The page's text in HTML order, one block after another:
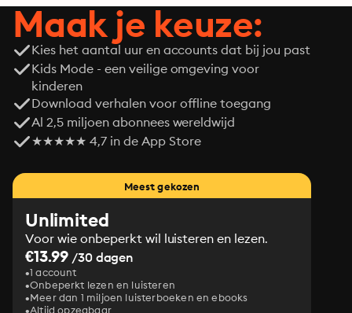
Maak je keuze:
Kies het aantal uur en accounts dat bij jou past
Kids Mode - een veilige omgeving voor
kinderen
Download verhalen voor offline toegang
Al 2,5 miljoen abonnees wereldwijd
★★★★★ 4,7 in de App Store
Meest gekozen
Unlimited
Voor wie onbeperkt wil luisteren en lezen.
€13.99 /30 dagen
1 account
Onbeperkt lezen en luisteren
Meer dan 1 miljoen luisterboeken en ebooks
Altijd opzegbaar